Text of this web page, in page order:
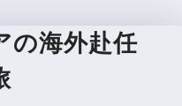
の海外赴任